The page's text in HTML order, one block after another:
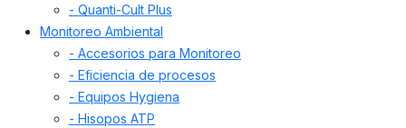
- Quanti-Cult Plus
Monitoreo Ambiental
- Accesorios para Monitoreo
- Eficiencia de procesos
- Equipos Hygiena
- Hisopos ATP